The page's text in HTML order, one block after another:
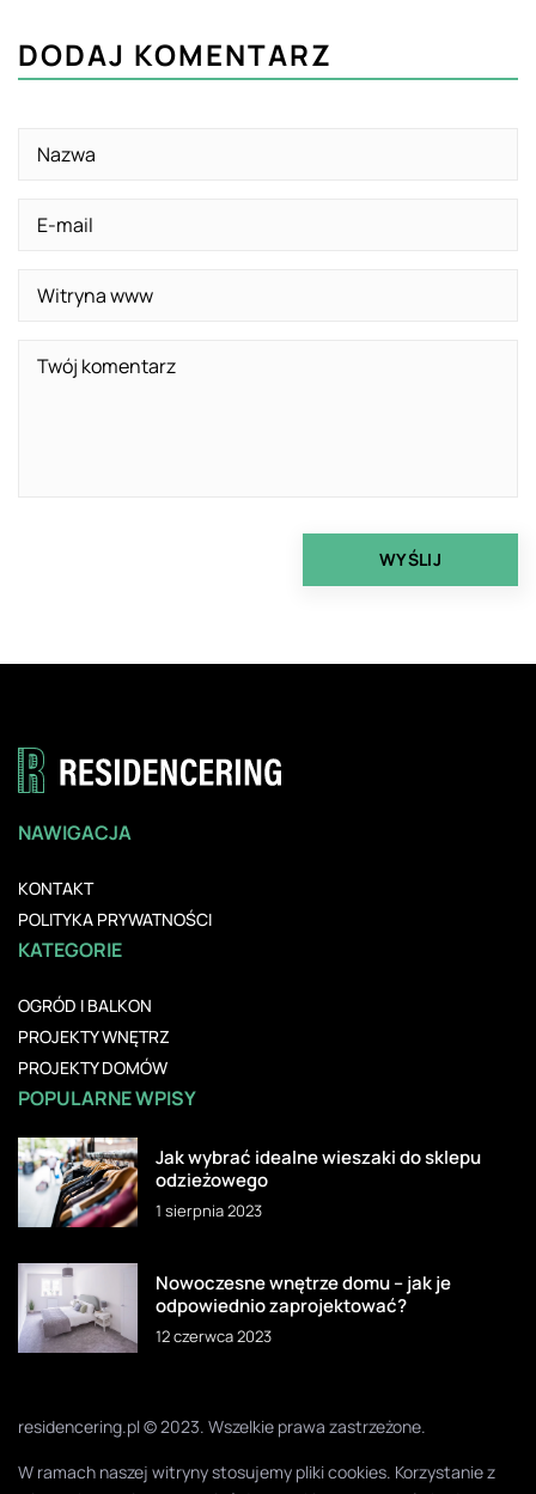
DODAJ KOMENTARZ
NAWIGACJA
KONTAKT
POLITYKA PRYWATNOŚCI
KATEGORIE
OGRÓD I BALKON
PROJEKTY WNĘTRZ
PROJEKTY DOMÓW
POPULARNE WPISY
Jak wybrać idealne wieszaki do sklepu
odzieżowego
1 sierpnia 2023
Nowoczesne wnętrze domu – jak je
odpowiednio zaprojektować?
12 czerwca 2023
residencering.pl © 2023. Wszelkie prawa zastrzeżone.
W ramach naszej witryny stosujemy pliki cookies. Korzystanie z